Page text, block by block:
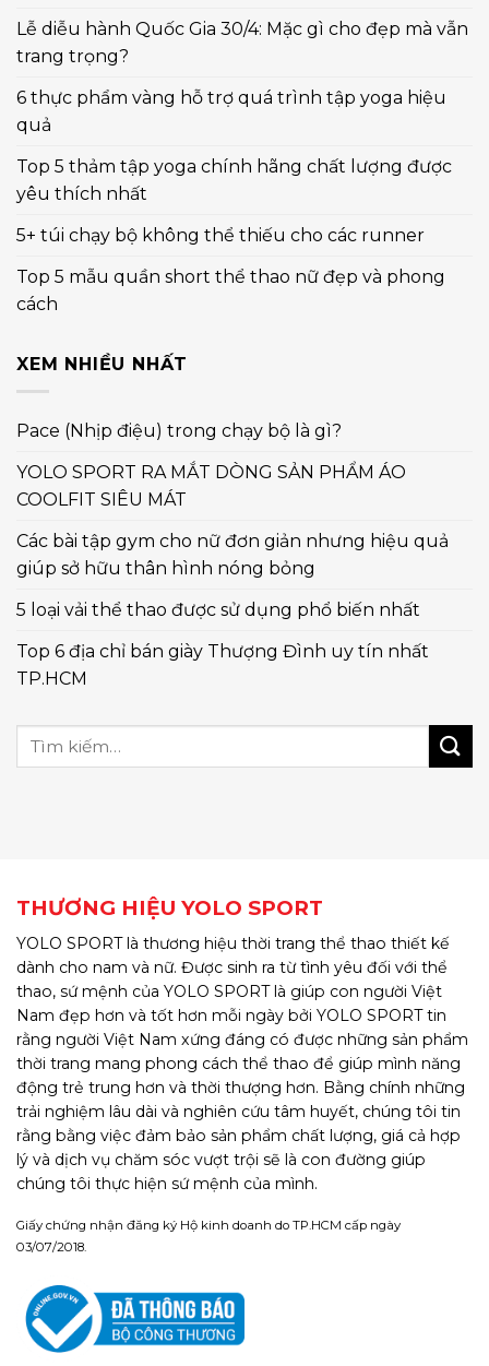
Lễ diễu hành Quốc Gia 30/4: Mặc gì cho đẹp mà vẫn
trang trọng?
6 thực phẩm vàng hỗ trợ quá trình tập yoga hiệu
quả
Top 5 thảm tập yoga chính hãng chất lượng được
yêu thích nhất
5+ túi chạy bộ không thể thiếu cho các runner
Top 5 mẫu quần short thể thao nữ đẹp và phong
cách
XEM NHIỀU NHẤT
Pace (Nhịp điệu) trong chạy bộ là gì?
YOLO SPORT RA MẮT DÒNG SẢN PHẨM ÁO
COOLFIT SIÊU MÁT
Các bài tập gym cho nữ đơn giản nhưng hiệu quả
giúp sở hữu thân hình nóng bỏng
5 loại vải thể thao được sử dụng phổ biến nhất
Top 6 địa chỉ bán giày Thượng Đình uy tín nhất
TP.HCM
THƯƠNG HIỆU YOLO SPORT
YOLO SPORT là thương hiệu thời trang thể thao thiết kế
dành cho nam và nữ. Được sinh ra từ tình yêu đối với thể
thao, sứ mệnh của YOLO SPORT là giúp con người Việt
Nam đẹp hơn và tốt hơn mỗi ngày bởi YOLO SPORT tin
rằng người Việt Nam xứng đáng có được những sản phẩm
thời trang mang phong cách thể thao để giúp mình năng
động trẻ trung hơn và thời thượng hơn. Bằng chính những
trải nghiệm lâu dài và nghiên cứu tâm huyết, chúng tôi tin
rằng bằng việc đảm bảo sản phẩm chất lượng, giá cả hợp
lý và dịch vụ chăm sóc vượt trội sẽ là con đường giúp
chúng tôi thực hiện sứ mệnh của mình.
Giấy chứng nhận đăng ký Hộ kinh doanh do TP.HCM cấp ngày
03/07/2018.